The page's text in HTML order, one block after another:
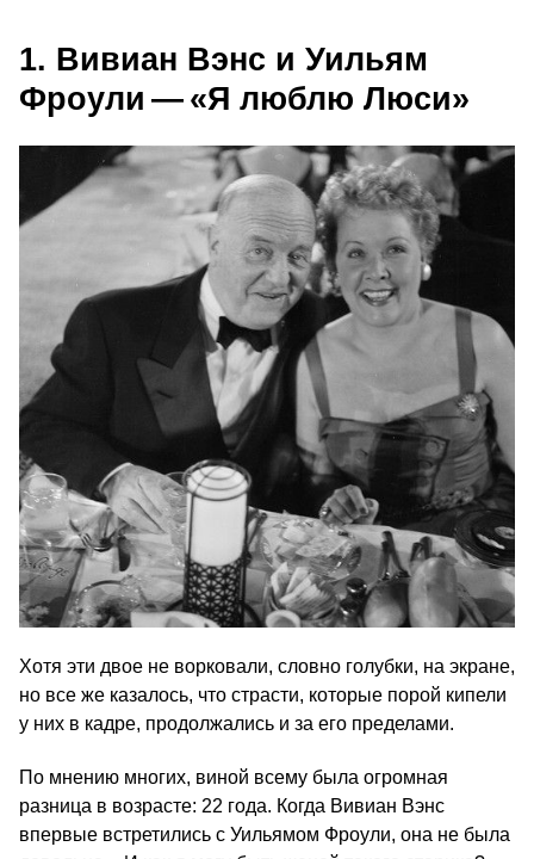
1. Вивиан Вэнс и Уильям
Фроули — «Я люблю Люси»
Хотя эти двое не ворковали, словно голубки, на экране,
но все же казалось, что страсти, которые порой кипели
у них в кадре, продолжались и за его пределами.
По мнению многих, виной всему была огромная
разница в возрасте: 22 года. Когда Вивиан Вэнс
впервые встретились с Уильямом Фроули, она не была